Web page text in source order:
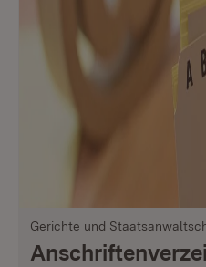
Gerichte und